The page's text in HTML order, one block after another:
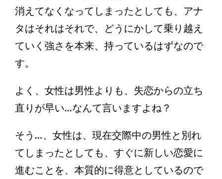
消えてなくなってしまったとしても、アナ
タはそれはそれで、どうにかして乗り越え
ていく強さを本来、持っているはずなので
す。
よく、女性は男性よりも、失恋からの立ち
直りが早い…なんて言いますよね？
そう…、女性は、現在交際中の男性と別れ
てしまったとしても、すぐに新しい恋愛に
進むことを、本質的に得意としているので